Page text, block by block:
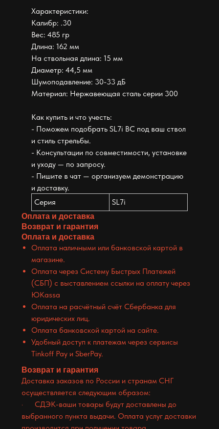
Характеристики:
Калибр: .30
Вес: 485 гр
Длина: 162 мм
На ствольная длина: 15 мм
Диаметр: 44,5 мм
Шумоподавление: 30-33 дБ
Материал: Нержавеющая сталь серии 300
Как купить и что учесть:
- Поможем подобрать SL7i BC под ваш ствол
и стиль стрельбы.
- Консультации по совместимости, установке
и уходу — по запросу.
- Пишите в чат — организуем демонстрацию
и доставку.
Серия
SL7i
Оплата и доставка
Возврат и гарантия
Оплата и доставка
Оплата наличными или банковской картой в
магазине.
Оплата через Систему Быстрых Платежей
(СБП) с выставлением ссылки на оплату через
ЮKassa
Оплата на расчётный счёт Сбербанка для
юридических лиц.
Оплата банковской картой на сайте.
Удобный доступ к платежам через сервисы
Tinkoff Pay и SberPay.
Возврат и гарантия
Доставка заказов по России и странам СНГ
осуществляется следующим образом:
· СДЭК-ваши товары будут доставлены до
выбранного пункта выдачи. Оплата услуг доставки